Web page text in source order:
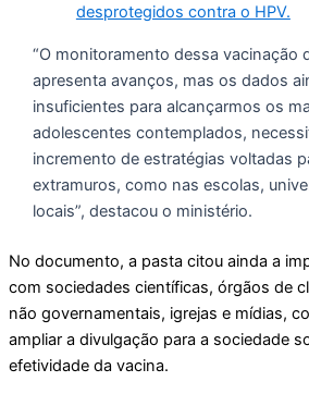
desprotegidos contra o HPV.
“O monitoramento dessa vacinação
apresenta avanços, mas os dados
insuficientes para alcançarmos os
adolescentes contemplados,
incremento de estratégias voltadas
extramuros, como nas escolas,
locais”, destacou o ministério.
No documento, a pasta citou ainda a
com sociedades científicas, órgãos de
não governamentais, igrejas e mídias,
ampliar a divulgação para a sociedade
efetividade da vacina.